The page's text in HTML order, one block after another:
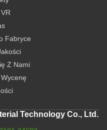
Fabryce
Z Nami
Technology Co., Ltd.